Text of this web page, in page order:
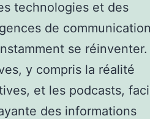
technologies et des
de communication
se réinventer.
y compris la réalité
et les podcasts,
des informations